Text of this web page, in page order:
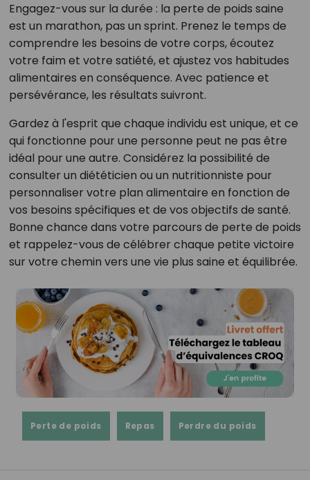
Engagez-vous sur la durée : la perte de poids saine
est un marathon, pas un sprint. Prenez le temps de
comprendre les besoins de votre corps, écoutez
votre faim et votre satiété, et ajustez vos habitudes
alimentaires en conséquence. Avec patience et
persévérance, les résultats suivront.
Gardez à l'esprit que chaque individu est unique, et ce
qui fonctionne pour une personne peut ne pas être
idéal pour une autre. Considérez la possibilité de
consulter un diététicien ou un nutritionniste pour
personnaliser votre plan alimentaire en fonction de
vos besoins spécifiques et de vos objectifs de santé.
Bonne chance dans votre parcours de perte de poids
et rappelez-vous de célébrer chaque petite victoire
sur votre chemin vers une vie plus saine et équilibrée.
Perte de poids Repas Perdre du poids